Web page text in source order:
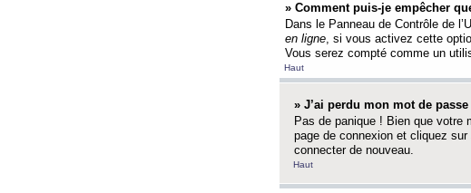
» Comment puis-je empêcher
Dans le Panneau de Contrôle de
en ligne, si vous activez cette
Vous serez compté comme un
Haut
» J’ai perdu mon mot de passe
Pas de panique ! Bien que
page de connexion et cliquez sur
connecter de nouveau.
Haut